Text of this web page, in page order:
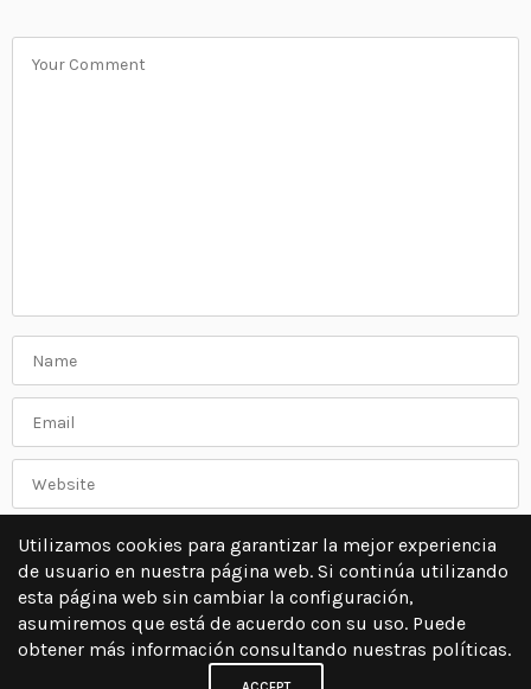
Utilizamos cookies para garantizar la mejor experiencia
de usuario en nuestra página web. Si continúa utilizando
esta página web sin cambiar la configuración,
asumiremos que está de acuerdo con su uso. Puede
obtener más información consultando nuestras políticas.